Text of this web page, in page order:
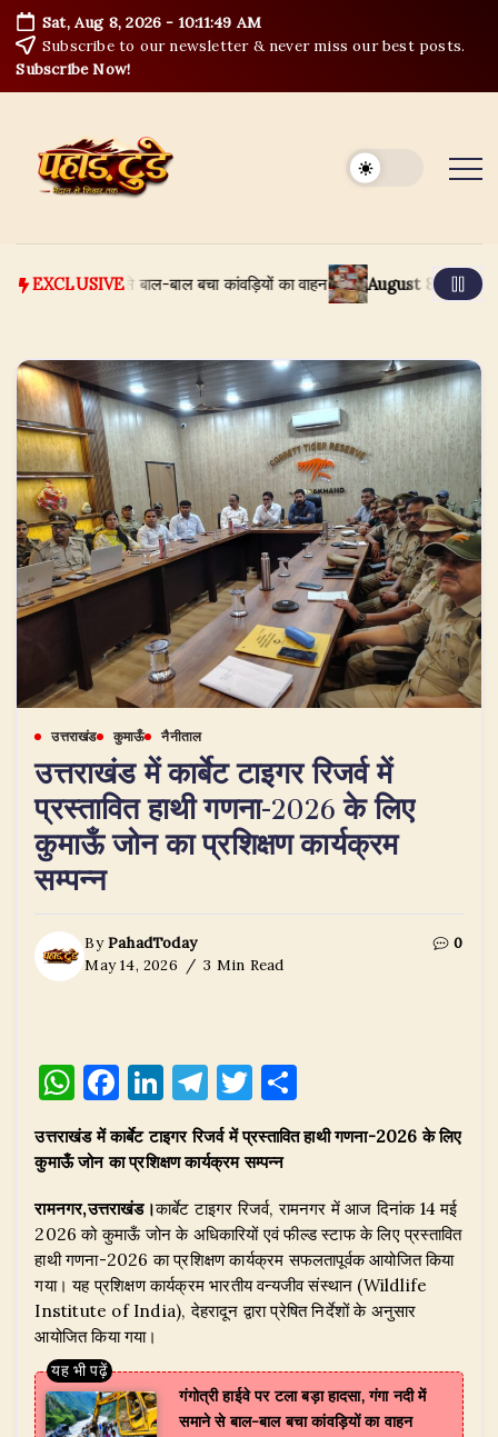
Skip
to
content
Sat, Aug 8, 2026 -10:11:49 AM
Subscribe to our newsletter & never miss our best posts.
Subscribe Now!
EXCLUSIVE
में समाने से बाल-बाल बचा कांवड़ियों का वाहन August 8, 2026हरिद्वार
उत्तराखंड कुमाऊँ नैनीताल
उत्तराखंड में कार्बेट टाइगर रिजर्व में
प्रस्तावित हाथी गणना-2026 के लिए
कुमाऊँ जोन का प्रशिक्षण कार्यक्रम
सम्पन्न
ByPahadToday
May 14, 2026
3 Min Read
0
W
h
at
A
p
p
F
a
c
e
b
o
o
k
Li
k
e
dI
n
T
el
e
g
ra
m
T
w
it
te
r
ar
उत्तराखंड में कार्बेट टाइगर रिजर्व में प्रस्तावित हाथी गणना-2026 के लिए
कुमाऊँ जोन का प्रशिक्षण कार्यक्रम सम्पन्न
रामनगर,उत्तराखंड।कार्बेट टाइगर रिजर्व, रामनगर में आज दिनांक 14 मई
2026 को कुमाऊँ जोन के अधिकारियों एवं फील्ड स्टाफ के लिए प्रस्तावित
हाथी गणना-2026 का प्रशिक्षण कार्यक्रम सफलतापूर्वक आयोजित किया
गया। यह प्रशिक्षण कार्यक्रम भारतीय वन्यजीव संस्थान (Wildlife
Institute of India), देहरादून द्वारा प्रेषित निर्देशों के अनुसार
आयोजित किया गया।
गंगोत्री हाईवे पर टला बड़ा हादसा, गंगा नदी में
समाने से बाल-बाल बचा कांवड़ियों का वाहन